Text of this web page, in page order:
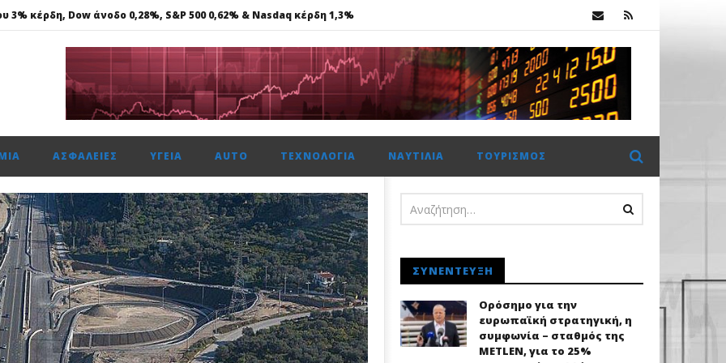
3% κέρδη, Dow άνοδο 0,28%, S&P 500 0,62% & Nasdaq κέρδη 1,3%
Πέμπτο σερί κλείσιμο πάνω από τις 2.600 μονάδες για το Χρηματιστήριο Αθηνών με ώθηση από το εξωτερικό
με 11 πολλαπλές διακρίσεις, στα Loyalty Awards 2026
3% κέρδη, Dow άνοδο 0,28%, S&P 500 0,62% & Nasdaq κέρδη 1,3%
ΑΣΦΆΛΕΙΕΣ ΥΓΕΊΑ AUTO ΤΕΧΝΟΛΟΓΊΑ ΝΑΥΤΙΛΊΑ ΤΟΥΡΙΣΜΌΣ
ΣΥΝΈΝΤΕΥΞΗ
Ορόσημο για την
ευρωπαϊκή στρατηγική, η
συμφωνία – σταθμός της
METLEN, για το 25%